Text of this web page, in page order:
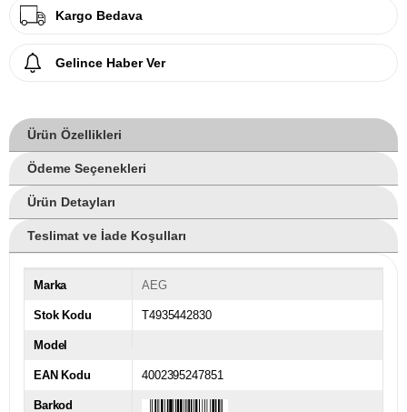
Kargo Bedava
Gelince Haber Ver
Ürün Özellikleri
Ödeme Seçenekleri
Ürün Detayları
Teslimat ve İade Koşulları
Marka AEG
Stok Kodu T4935442830
Model
EAN Kodu 4002395247851
Barkod